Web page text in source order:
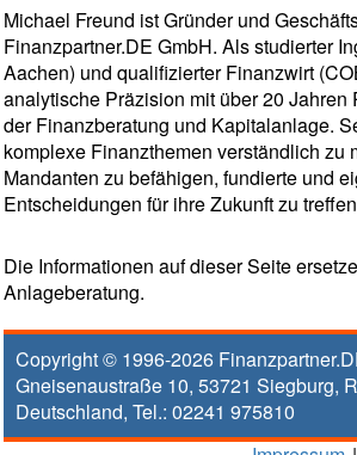
Michael Freund ist Gründer und
Finanzpartner.DE GmbH. Als studierter
Aachen) und qualifizierter Finanzwirt
analytische Präzision mit über 20 Jahren
der Finanzberatung und Kapitalanlage.
komplexe Finanzthemen verständlich zu
Mandanten zu befähigen, fundierte und
Entscheidungen für ihre Zukunft zu
Die Informationen auf dieser Seite
Anlageberatung.
Copyright © 1996-2026
Gneisenaustraße 10, 53721 Siegburg,
Deutschland, Tel.: 02241 975810